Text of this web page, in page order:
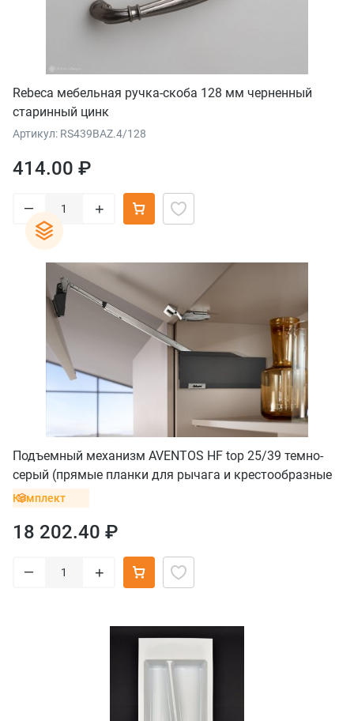
Rebeca мебельная ручка-скоба 128 мм черненный
старинный цинк
Артикул: RS439BAZ.4/128
414.00 ₽
– +
Подъемный механизм AVENTOS HF top 25/39 темно-
серый (прямые планки для рычага и крестообразные
без винта для петель)
Комплект
18 202.40 ₽
– +